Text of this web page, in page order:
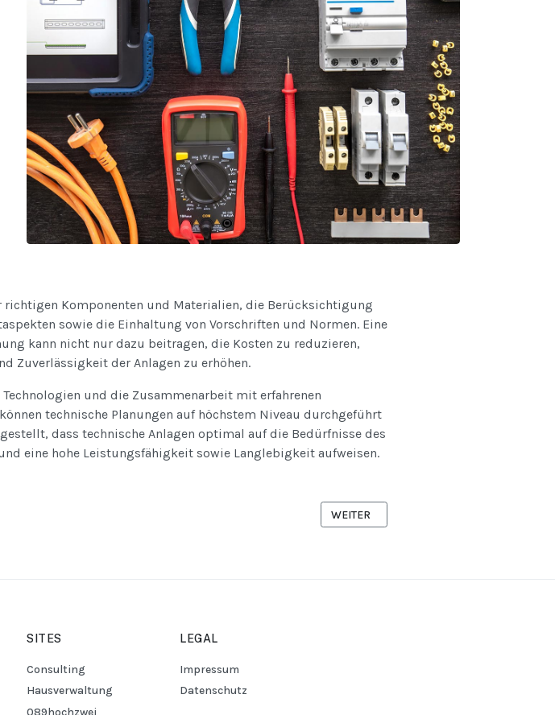
richtigen Komponenten und Materialien, die Berücksichtigung
sowie die Einhaltung von Vorschriften und Normen. Eine
kann nicht nur dazu beitragen, die Kosten zu reduzieren,
Zuverlässigkeit der Anlagen zu erhöhen.
und die Zusammenarbeit mit erfahrenen
technische Planungen auf höchstem Niveau durchgeführt
dass technische Anlagen optimal auf die Bedürfnisse des
eine hohe Leistungsfähigkeit sowie Langlebigkeit aufweisen.
NÄCHSTER BEITRAG:
WEITER
SITES
Consulting
Hausverwaltung
LEGAL
Impressum
Datenschutz